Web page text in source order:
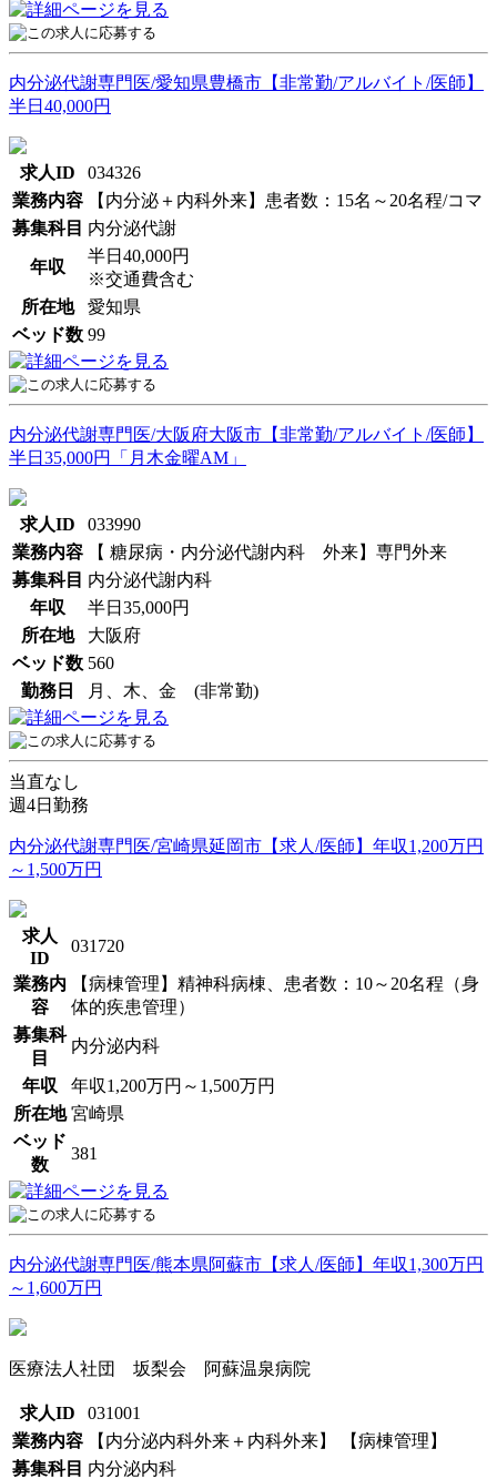
内分泌代謝専門医/愛知県豊橋市【非常勤/アルバイト/医師】
半日40,000円
求人ID
034326
業務内容
【内分泌＋内科外来】患者数：15名～20名程/コマ
募集科目 内分泌代謝
年収
半日40,000円
※交通費含む
所在地
愛知県
ベッド数 99
内分泌代謝専門医/大阪府大阪市【非常勤/アルバイト/医師】
半日35,000円「月木金曜AM」
求人ID
033990
業務内容
【 糖尿病・内分泌代謝内科 外来】専門外来
募集科目 内分泌代謝内科
年収
半日35,000円
所在地
大阪府
ベッド数 560
勤務日
月、木、金 (非常勤)
当直なし
週4日勤務
内分泌代謝専門医/宮崎県延岡市【求人/医師】年収1,200万円
～1,500万円
求人
ID
031720
業務内
容
【病棟管理】精神科病棟、患者数：10～20名程（身
体的疾患管理）
募集科
目
内分泌内科
年収
年収1,200万円～1,500万円
所在地 宮崎県
ベッド
数
381
内分泌代謝専門医/熊本県阿蘇市【求人/医師】年収1,300万円
～1,600万円
医療法人社団 坂梨会 阿蘇温泉病院
求人ID
031001
業務内容
【内分泌内科外来＋内科外来】 【病棟管理】
募集科目 内分泌内科